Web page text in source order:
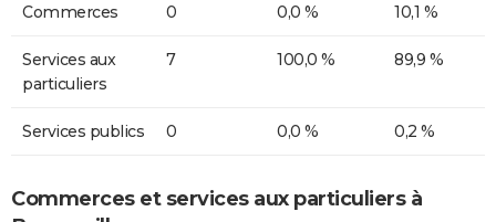
Commerces 0 0,0 % 10,1 %
Services aux
particuliers
7 100,0 % 89,9 %
Services publics 0 0,0 % 0,2 %
Commerces et services aux particuliers à